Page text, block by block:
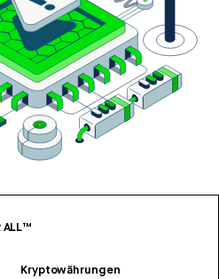
ALL™
Kryptowährungen